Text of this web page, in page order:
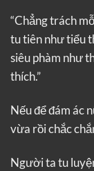
“Chẳng trách
tu tiên như tiểu
siêu phàm như
thích.”
Nếu để đám ác
vừa rồi chắc
Người ta tu